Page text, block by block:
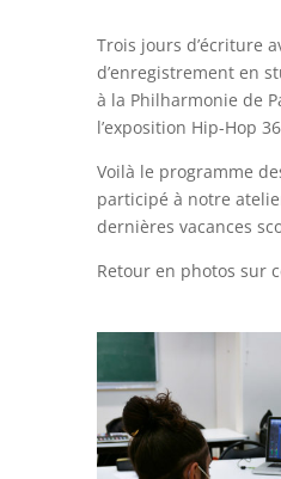
Trois jours d’écriture
d’enregistrement en
à la Philharmonie de
l’exposition Hip-Hop
Voilà le programme
participé à notre
dernières vacances
Retour en photos sur